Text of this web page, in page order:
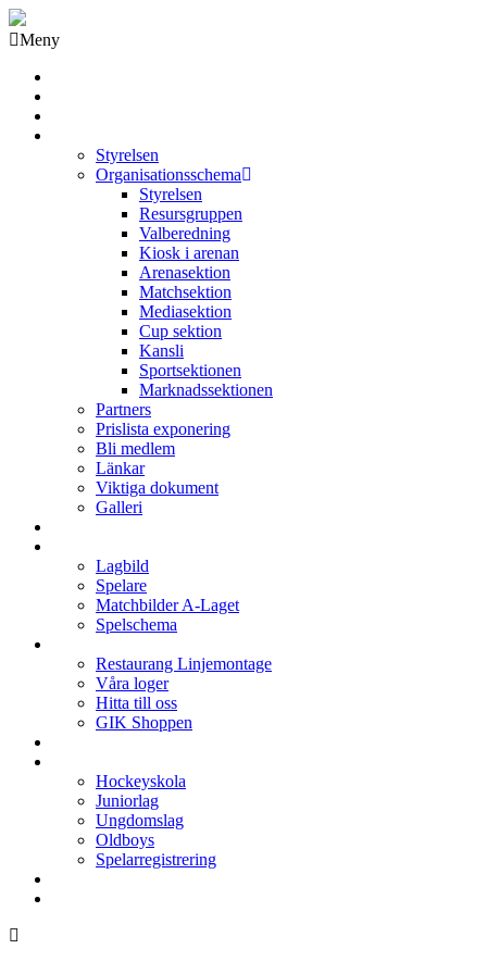
Meny
Styrelsen
Organisationsschema
Styrelsen
Resursgruppen
Valberedning
Kiosk i arenan
Arenasektion
Matchsektion
Mediasektion
Cup sektion
Kansli
Sportsektionen
Marknadssektionen
Partners
Prislista exponering
Bli medlem
Länkar
Viktiga dokument
Galleri
Lagbild
Spelare
Matchbilder A-Laget
Spelschema
Restaurang Linjemontage
Våra loger
Hitta till oss
GIK Shoppen
Hockeyskola
Juniorlag
Ungdomslag
Oldboys
Spelarregistrering